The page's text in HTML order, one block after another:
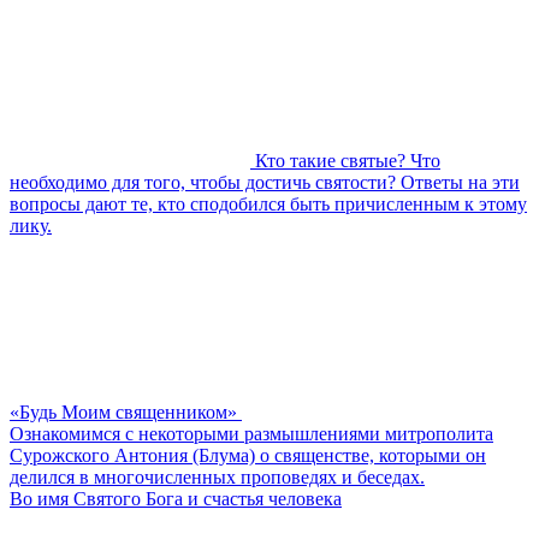
Кто такие святые? Что
необходимо для того, чтобы достичь святости? Ответы на эти
вопросы дают те, кто сподобился быть причисленным к этому
лику.
«Будь Моим священником»
Ознакомимся с некоторыми размышлениями митрополита
Сурожского Антония (Блума) о священстве, которыми он
делился в многочисленных проповедях и беседах.
Во имя Святого Бога и счастья человека